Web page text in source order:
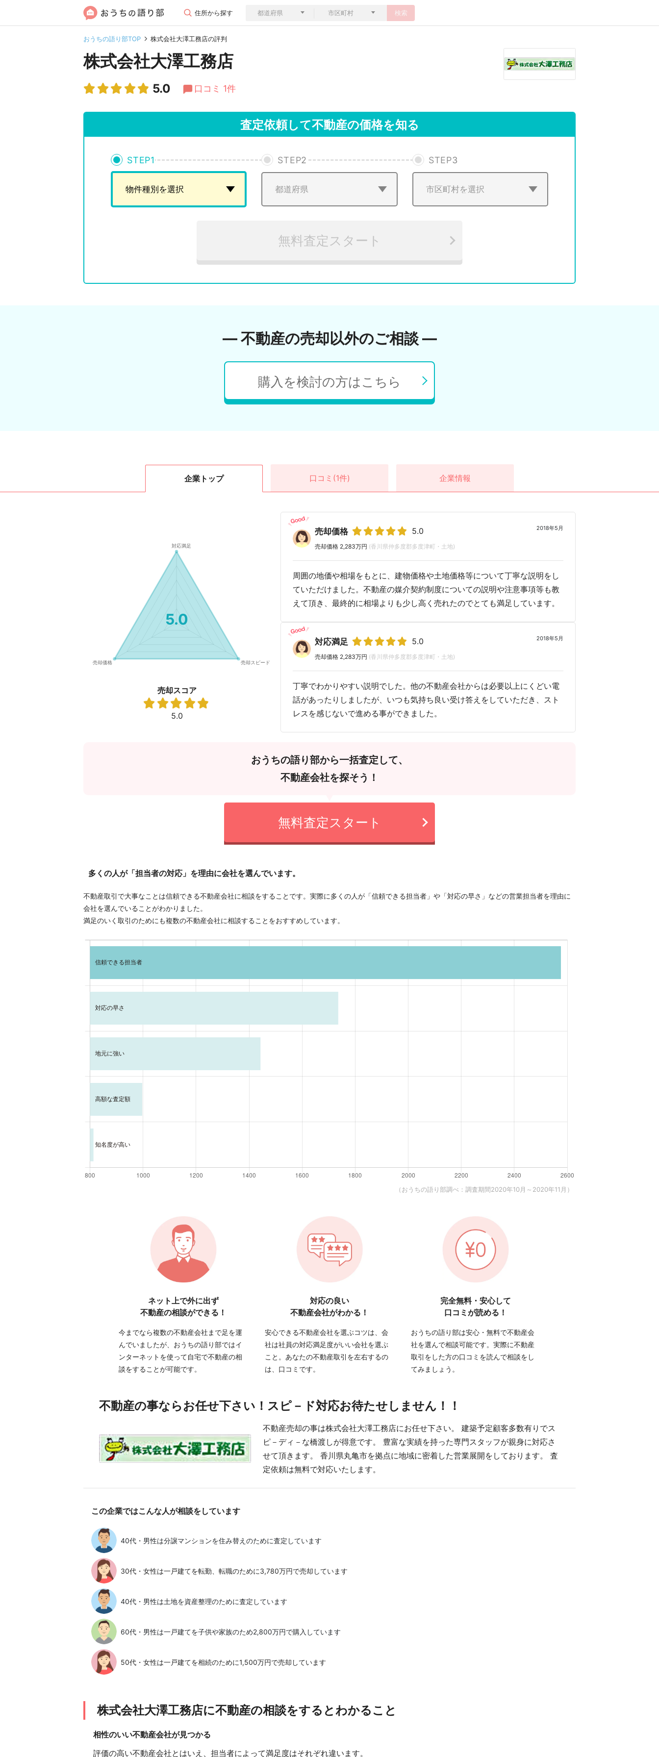
住所から探す 検索
おうちの語り部TOP 株式会社大澤工務店の評判
株式会社大澤工務店
5.0 口コミ 1件
査定依頼して不動産の価格を知る
STEP1 STEP2 STEP3
無料査定スタート
― 不動産の売却以外のご相談 ―
購入を検討の方はこちら
企業 トップ 口コミ (1件) 企業情報
5.0
売却スコア
5.0
2018年5月
売却価格 5.0
売却価格 2,283万円 (香川県仲多度郡多度津町・土地)
周囲の地価や相場をもとに、建物価格や土地価格等について丁寧な説明をし
ていただけました。不動産の媒介契約制度についての説明や注意事項等も教
えて頂き、最終的に相場よりも少し高く売れたのでとても満足しています。
2018年5月
対応満足 5.0
売却価格 2,283万円 (香川県仲多度郡多度津町・土地)
丁寧でわかりやすい説明でした。他の不動産会社からは必要以上にくどい電
話があったりしましたが、いつも気持ち良い受け答えをしていただき、スト
レスを感じないで進める事ができました。
おうちの語り部から一括査定して、
不動産会社を探そう！
無料査定スタート
多くの人が「担当者の対応」を理由に会社を選んでいます。
不動産取引で大事なことは信頼できる不動産会社に相談をすることです。実際に多くの人が「信頼できる担当者」や「対応の早さ」などの営業担当者を理由に
会社を選んでいることがわかりました。
満足のいく取引のためにも複数の不動産会社に相談することをおすすめしています。
（おうちの語り部調べ：調査期間2020年10月～2020年11月）
ネット上で外に出ず
不動産の相談ができる！
今までなら複数の不動産会社まで足を運
んでいましたが、おうちの語り部ではイ
ンターネットを使って自宅で不動産の相
談をすることが可能です。
対応の良い
不動産会社がわかる！
安心できる不動産会社を選ぶコツは、会
社は社員の対応満足度がいい会社を選ぶ
こと。あなたの不動産取引を左右するの
は、口コミです。
完全無料・安心して
口コミが読める！
おうちの語り部は安心・無料で不動産会
社を選んで相談可能です。実際に不動産
取引をした方の口コミを読んで相談をし
てみましょう。
不動産の事ならお任せ下さい！スピ－ド対応お待たせしません！！
不動産売却の事は株式会社大澤工務店にお任せ下さい。 建築予定顧客多数有りでス
ピ－ディ－な橋渡しが得意です。 豊富な実績を持った専門スタッフが親身に対応さ
せて頂きます。 香川県丸亀市を拠点に地域に密着した営業展開をしております。 査
定依頼は無料で対応いたします。
この企業ではこんな人が相談をしています
40代・男性は分譲マンションを住み替えのために査定しています
30代・女性は一戸建てを転勤、転職のために3,780万円で売却しています
40代・男性は土地を資産整理のために査定しています
60代・男性は一戸建てを子供や家族のため2,800万円で購入しています
50代・女性は一戸建てを相続のために1,500万円で売却しています
株式会社大澤工務店に不動産の相談をするとわかること
相性のいい不動産会社が見つかる
評価の高い不動産会社とはいえ、担当者によって満足度はそれぞれ違います。